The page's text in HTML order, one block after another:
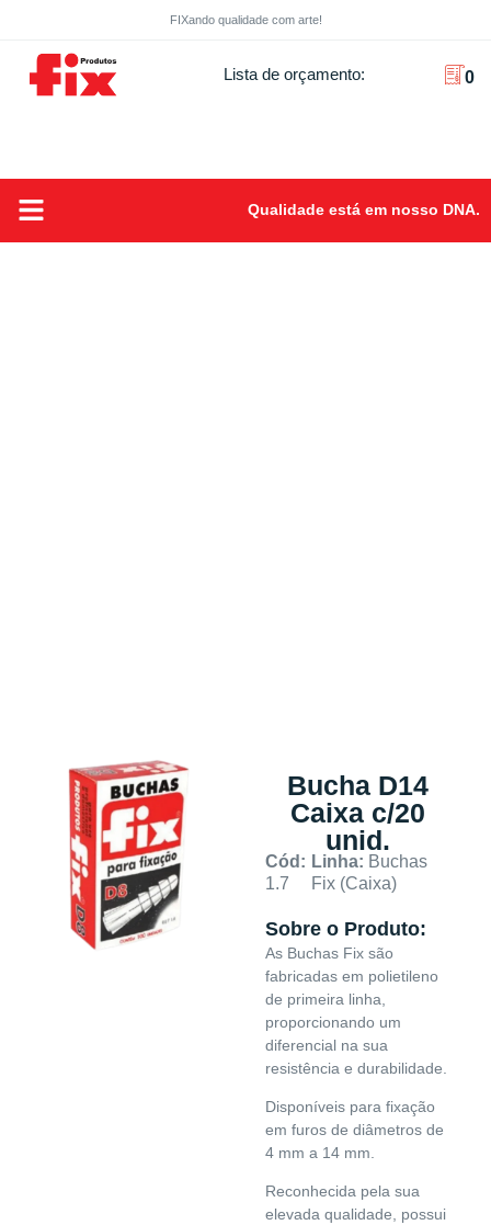
FIXando qualidade com arte!
Lista de orçamento: 0
Qualidade está em nosso DNA.
Bucha D14
Caixa c/20
unid.
Cód:
1.7
Linha: Buchas
Fix (Caixa)
Sobre o Produto:
As Buchas Fix são
fabricadas em polietileno
de primeira linha,
proporcionando um
diferencial na sua
resistência e durabilidade.
Disponíveis para fixação
em furos de diâmetros de
4 mm a 14 mm.
Reconhecida pela sua
elevada qualidade, possui